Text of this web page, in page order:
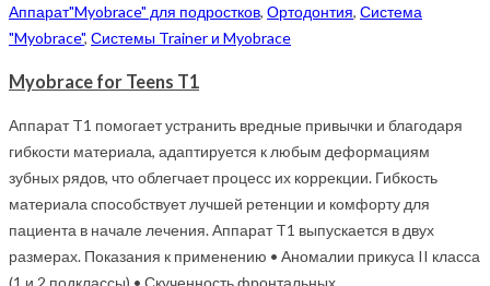
Аппарат"Myobrace" для подростков, Ортодонтия, Система
"Myobrace", Системы Trainer и Myobrace
Myobrace for Teens T1
Аппарат T1 помогает устранить вредные привычки и благодаря
гибкости материала, адаптируется к любым деформациям
зубных рядов, что облегчает процесс их коррекции. Гибкость
материала способствует лучшей ретенции и комфорту для
пациента в начале лечения. Аппарат T1 выпускается в двух
размерах. Показания к применению • Аномалии прикуса II класса